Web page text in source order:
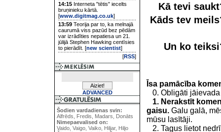
14:15 Interneta "tētis" iecelts
bruņinieku kārtā.
[www.digitmag.co.uk]
13:59 Teorija par to, ka melnajā
caurumā viss pazūd bez pēdām
var izrādīties nepatiesa un 21.
jūlijā Stephen Hawking centīsies
to pierādīt. [new scientist]
[RSS]
ADVANCED
Šodien vardadienas svin:
Alfrēds, Fredis, Madars, Donāts
Nimepaevalised on:
Vaido, Vaigo, Vaiko, Hiljar, Hiljo
Kā tevi
Kāds tev
Un ko
Īsa pamācība
0. Obligāti jāievada
1. Nerakstīt
gaisu. Galu galā,
mūsu lasītāji.
2. Tagus lietot